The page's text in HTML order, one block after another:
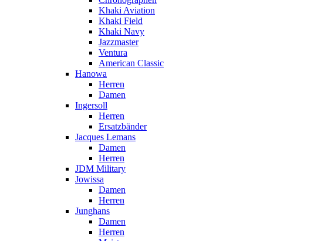
Khaki Aviation
Khaki Field
Khaki Navy
Jazzmaster
Ventura
American Classic
Hanowa
Herren
Damen
Ingersoll
Herren
Ersatzbänder
Jacques Lemans
Damen
Herren
JDM Military
Jowissa
Damen
Herren
Junghans
Damen
Herren